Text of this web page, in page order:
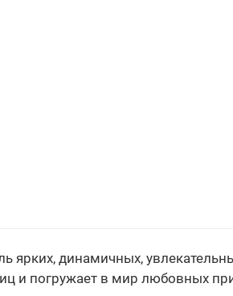
ярких, динамичных,
и погружает в мир любовных